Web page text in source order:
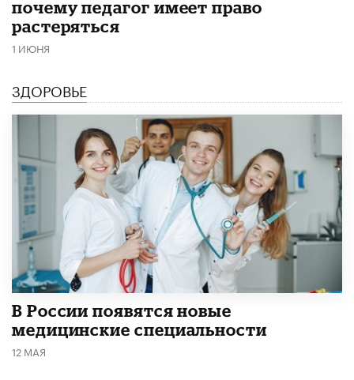
почему педагог имеет право
растеряться
1 ИЮНЯ
ЗДОРОВЬЕ
В России появятся новые
медицинские специальности
12 МАЯ